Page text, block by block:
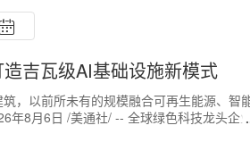
吉瓦级AI基础设施新模式
，以前所未有的规模融合可再生能源、智
年8月6日 /美通社/ -- 全球绿色科技龙头企